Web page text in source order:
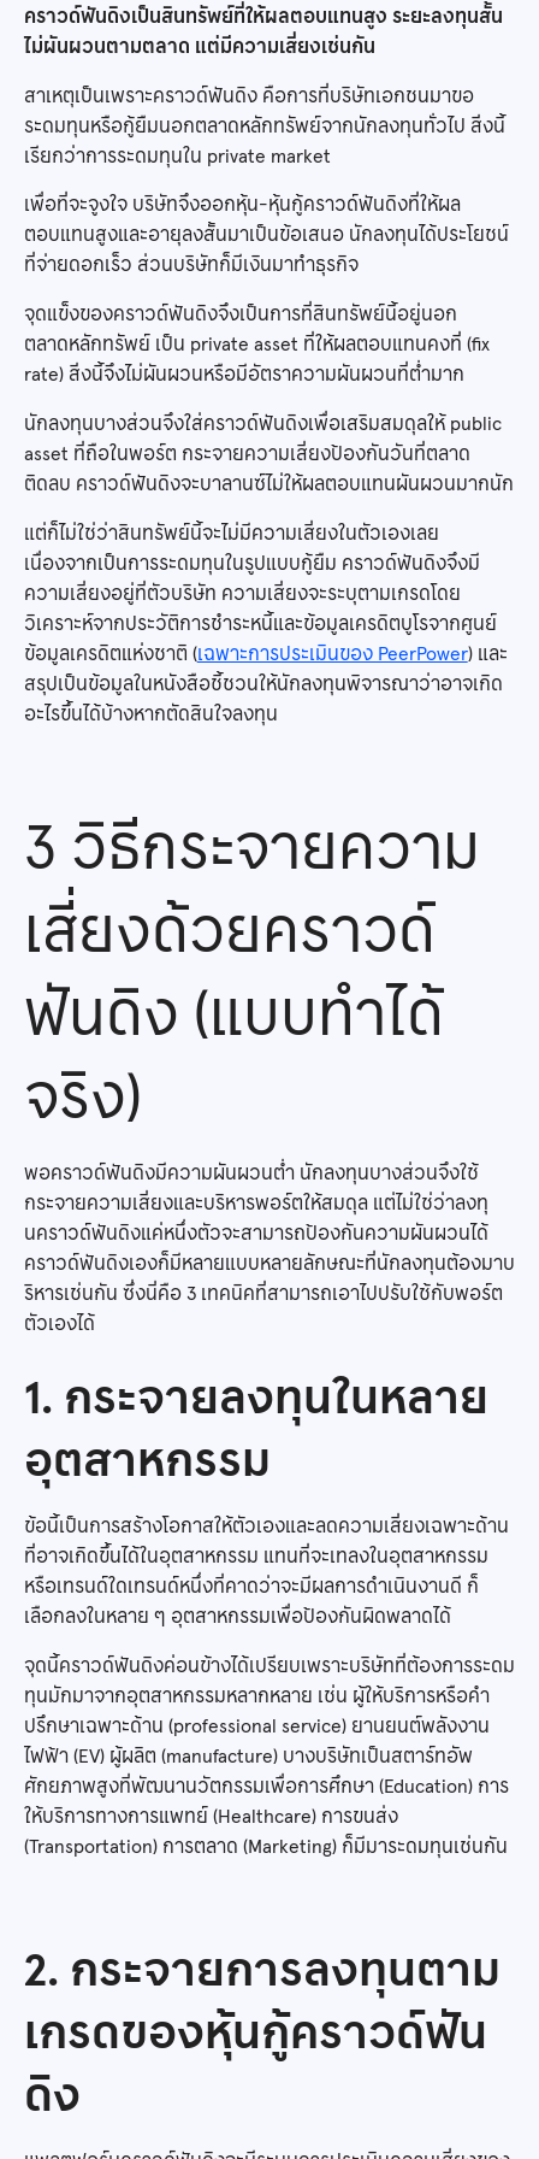
คราวด์ฟันดิงเป็นสินทรัพย์ที่ให้ผลตอบแทนสูง ระยะลงทุนสั้น
ไม่ผันผวนตามตลาด แต่มีความเสี่ยงเช่นกัน
สาเหตุเป็นเพราะคราวด์ฟันดิง คือการที่บริษัทเอกชนมาขอ
ระดมทุนหรือกู้ยืมนอกตลาดหลักทรัพย์จากนักลงทุนทั่วไป สิ่งนี้
เรียกว่าการระดมทุนใน private market
เพื่อที่จะจูงใจ บริษัทจึงออกหุ้น-หุ้นกู้คราวด์ฟันดิงที่ให้ผล
ตอบแทนสูงและอายุลงสั้นมาเป็นข้อเสนอ นักลงทุนได้ประโยชน์
ที่จ่ายดอกเร็ว ส่วนบริษัทก็มีเงินมาทำธุรกิจ
จุดแข็งของคราวด์ฟันดิงจึงเป็นการที่สินทรัพย์นี้อยู่นอก
ตลาดหลักทรัพย์ เป็น private asset ที่ให้ผลตอบแทนคงที่ (fix
rate) สิ่งนี้จึงไม่ผันผวนหรือมีอัตราความผันผวนที่ต่ำมาก
นักลงทุนบางส่วนจึงใส่คราวด์ฟันดิงเพื่อเสริมสมดุลให้ public
asset ที่ถือในพอร์ต กระจายความเสี่ยงป้องกันวันที่ตลาด
ติดลบ คราวด์ฟันดิงจะบาลานซ์ไม่ให้ผลตอบแทนผันผวนมากนัก
แต่ก็ไม่ใช่ว่าสินทรัพย์นี้จะไม่มีความเสี่ยงในตัวเองเลย
เนื่องจากเป็นการระดมทุนในรูปแบบกู้ยืม คราวด์ฟันดิงจึงมี
ความเสี่ยงอยู่ที่ตัวบริษัท ความเสี่ยงจะระบุตามเกรดโดย
วิเคราะห์จากประวัติการชำระหนี้และข้อมูลเครดิตบูโรจากศูนย์
ข้อมูลเครดิตแห่งชาติ (เฉพาะการประเมินของ PeerPower) และ
สรุปเป็นข้อมูลในหนังสือชี้ชวนให้นักลงทุนพิจารณาว่าอาจเกิด
อะไรขึ้นได้บ้างหากตัดสินใจลงทุน
3 วิธีกระจายความ
เสี่ยงด้วยคราวด์
ฟันดิง (แบบทำได้
จริง)
พอคราวด์ฟันดิงมีความผันผวนต่ำ นักลงทุนบางส่วนจึงใช้
กระจายความเสี่ยงและบริหารพอร์ตให้สมดุล แต่ไม่ใช่ว่าลงทุ
นคราวด์ฟันดิงแค่หนึ่งตัวจะสามารถป้องกันความผันผวนได้
คราวด์ฟันดิงเองก็มีหลายแบบหลายลักษณะที่นักลงทุนต้องมาบ
ริหารเช่นกัน ซึ่งนี่คือ 3 เทคนิคที่สามารถเอาไปปรับใช้กับพอร์ต
ตัวเองได้
1. กระจายลงทุนในหลาย
อุตสาหกรรม
ข้อนี้เป็นการสร้างโอกาสให้ตัวเองและลดความเสี่ยงเฉพาะด้าน
ที่อาจเกิดขึ้นได้ในอุตสาหกรรม แทนที่จะเทลงในอุตสาหกรรม
หรือเทรนด์ใดเทรนด์หนึ่งที่คาดว่าจะมีผลการดำเนินงานดี ก็
เลือกลงในหลาย ๆ อุตสาหกรรมเพื่อป้องกันผิดพลาดได้
จุดนี้คราวด์ฟันดิงค่อนข้างได้เปรียบเพราะบริษัทที่ต้องการระดม
ทุนมักมาจากอุตสาหกรรมหลากหลาย เช่น ผู้ให้บริการหรือคำ
ปรึกษาเฉพาะด้าน (professional service) ยานยนต์พลังงาน
ไฟฟ้า (EV) ผู้ผลิต (manufacture) บางบริษัทเป็นสตาร์ทอัพ
ศักยภาพสูงที่พัฒนานวัตกรรมเพื่อการศึกษา (Education) การ
ให้บริการทางการแพทย์ (Healthcare) การขนส่ง
(Transportation) การตลาด (Marketing) ก็มีมาระดมทุนเช่นกัน
2. กระจายการลงทุนตาม
เกรดของหุ้นกู้คราวด์ฟัน
ดิง